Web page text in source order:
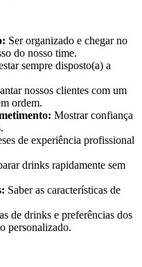
Ser organizado e chegar no
do nosso time.
sempre disposto(a) a
nossos clientes com um
ordem.
Mostrar confiança
de experiência profissional
drinks rapidamente sem
Saber as características de
de drinks e preferências dos
personalizado.